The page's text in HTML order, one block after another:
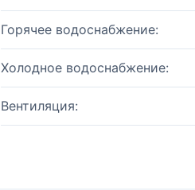
Горячее водоснабжение:
Холодное водоснабжение:
Вентиляция: